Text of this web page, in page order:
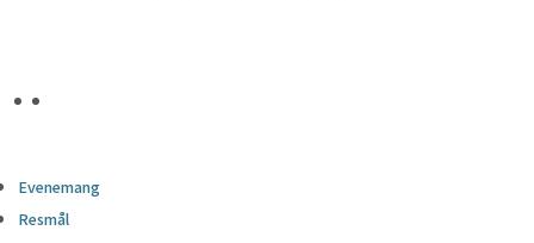
Evenemang
Resmål